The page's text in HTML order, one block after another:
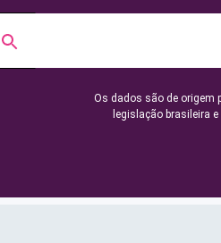
Os dados são de origem
legislação brasileira